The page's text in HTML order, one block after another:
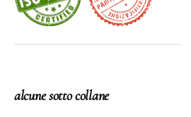
alcune sotto collane